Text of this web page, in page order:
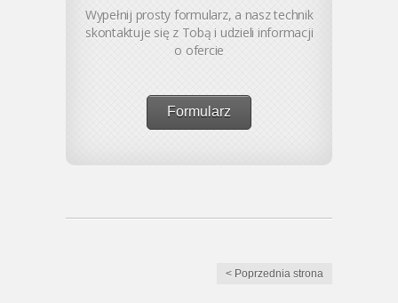
Wypełnij prosty formularz, a nasz technik
skontaktuje się z Tobą i udzieli informacji
o ofercie
Formularz
< Poprzednia strona